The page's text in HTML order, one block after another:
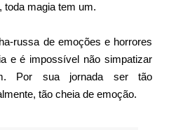
toda magia tem um.
russa de emoções e horrores
e é impossível não simpatizar
Por sua jornada ser tão
tão cheia de emoção.